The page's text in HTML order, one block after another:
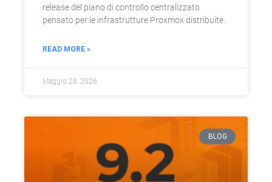
release del piano di controllo centralizzato
pensato per le infrastrutture Proxmox distribuite.
READ MORE »
Maggio 28, 2026
BLOG